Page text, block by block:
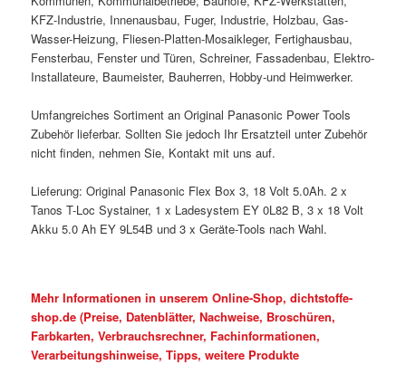
KFZ-Industrie, Innenausbau, Fuger, Industrie, Holzbau, Gas-
Wasser-Heizung, Fliesen-Platten-Mosaikleger, Fertighausbau,
Fensterbau, Fenster und Türen, Schreiner, Fassadenbau, Elektro-
Installateure, Baumeister, Bauherren, Hobby-und Heimwerker.
Umfangreiches Sortiment an Original Panasonic Power Tools
Zubehör lieferbar. Sollten Sie jedoch Ihr Ersatzteil unter Zubehör
nicht finden, nehmen Sie, Kontakt mit uns auf.
Lieferung: Original Panasonic Flex Box 3, 18 Volt 5.0Ah. 2 x
Tanos T-Loc Systainer, 1 x Ladesystem EY 0L82 B, 3 x 18 Volt
Akku 5.0 Ah EY 9L54B und 3 x Geräte-Tools nach Wahl.
Mehr Informationen in unserem Online-Shop, dichtstoffe-
shop.de (Preise, Datenblätter, Nachweise, Broschüren,
Farbkarten, Verbrauchsrechner, Fachinformationen,
Verarbeitungshinweise, Tipps, weitere Produkte